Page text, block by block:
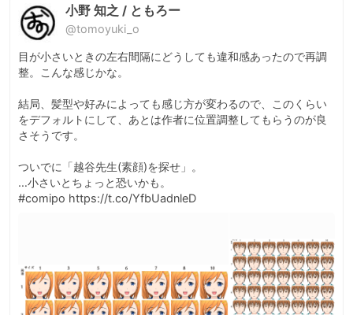
小野 知之 / ともろー
@tomoyuki_o
目が小さいときの左右間隔にどうしても違和感あったので再調
整。こんな感じかな。
結局、髪型や好みによっても感じ方が変わるので、このくらい
をデフォルトにして、あとは作者に位置調整してもらうのが良
さそうです。
ついでに「越谷先生(素顔)を探せ」。
…小さいとちょっと恐いかも。
#comipo https://t.co/YfbUadnleD